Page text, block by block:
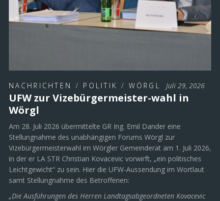
NACHRICHTEN / POLITIK /WÖRGL Juli 29, 2026
UFW zur Vizebürgermeister-wahl in
Wörgl
Am 28. Juli 2026 übermittelte GR Ing. Emil Dander eine
Stellungnahme des unabhängigen Forums Wörgl zur
Vizebürgermeisterwahl im Wörgler Gemeinderat am 1. Juli 2026,
in der er LA STR Christian Kovacevic vorwirft, „ein politisches
Leichtgewicht“ zu sein. Hier die UFW-Aussendung im Wortlaut
samt Stellungnahme des Betroffenen:
„Die Ausführungen des Herren Landtagsabgeordneten Kovacevic